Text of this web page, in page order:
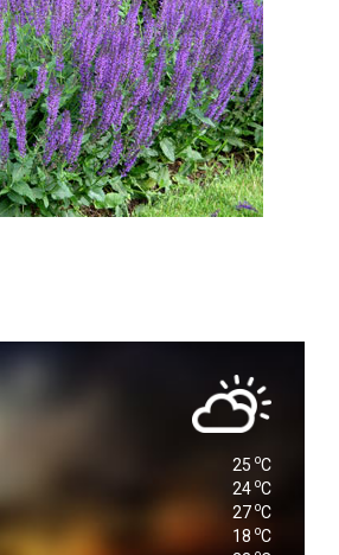
25 oC
24 oC
27 oC
18 oC